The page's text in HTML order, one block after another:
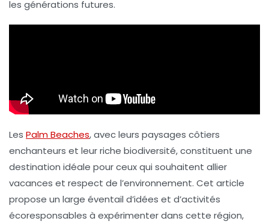
les générations futures.
Les Palm Beaches, avec leurs paysages côtiers
enchanteurs et leur riche biodiversité, constituent une
destination idéale pour ceux qui souhaitent allier
vacances et respect de l’environnement. Cet article
propose un large éventail d’idées et d’activités
écoresponsables à expérimenter dans cette région,